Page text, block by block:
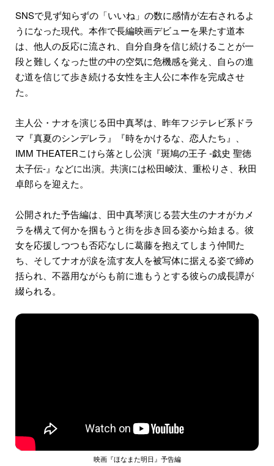
SNSで⾒ず知らずの「いいね」の数に感情が左右されるよ
うになった現代。本作で⻑編映画デビューを果たす道本
は、他⼈の反応に流され、⾃分⾃⾝を信じ続けることが⼀
段と難しくなった世の中の空気に危機感を覚え、⾃らの進
む道を信じて歩き続ける⼥性を主⼈公に本作を完成させ
た。
主人公・ナオを演じる田中真琴は、昨年フジテレビ系ドラ
マ『真夏のシンデレラ』『時をかけるな、恋人たち』、
IMM THEATERこけら落とし公演『斑鳩の王子 -戯史 聖徳
太子伝-』などに出演。共演には松田崚汰、重松りさ、秋田
卓郎らを迎えた。
公開された予告編は、田中真琴演じる芸大生のナオがカメ
ラを構えて何かを掴もうと街を歩き回る姿から始まる。彼
女を応援しつつも否応なしに葛藤を抱えてしまう仲間た
ち、そしてナオが涙を流す友人を被写体に据える姿で締め
括られ、不器用ながらも前に進もうとする彼らの成長譚が
綴られる。
映画『ほなまた明日』予告編